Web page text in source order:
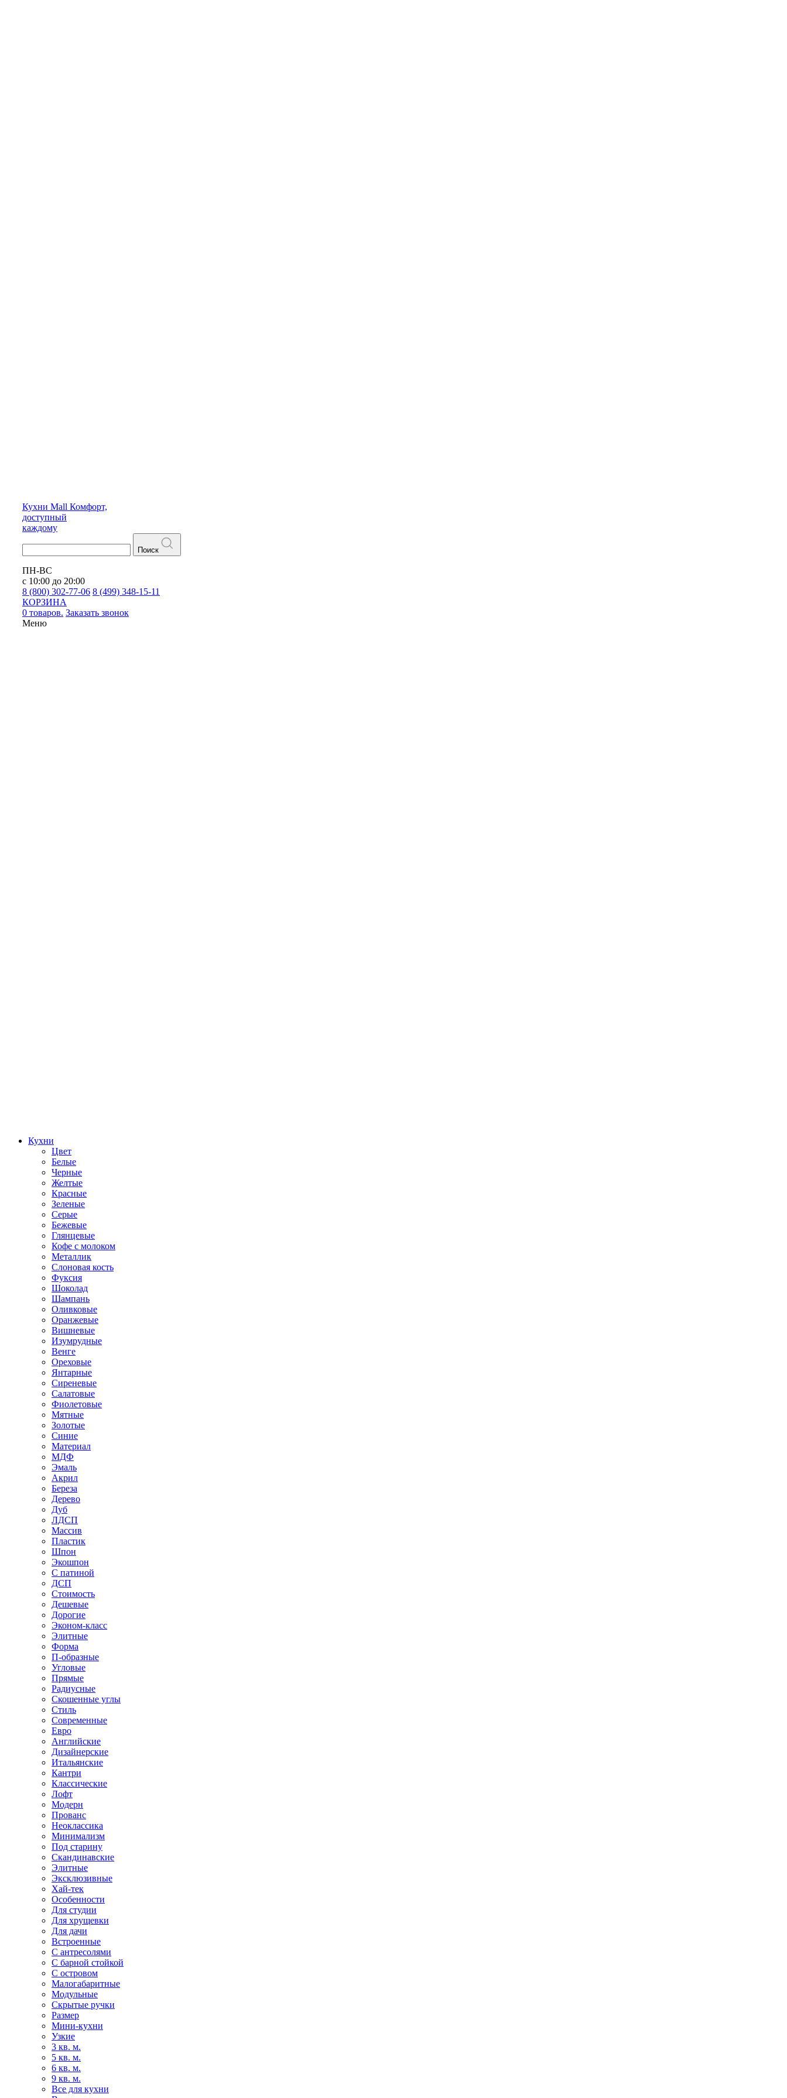
Кухни Mall Комфорт,
доступный
каждому
Поиск
ПН-ВС
с 10:00 до 20:00
8 (800) 302-77-06 8 (499) 348-15-11
КОРЗИНА
0 товаров. Заказать звонок
Меню
Кухни
Цвет
Белые
Черные
Желтые
Красные
Зеленые
Серые
Бежевые
Глянцевые
Кофе с молоком
Металлик
Слоновая кость
Фуксия
Шоколад
Шампань
Оливковые
Оранжевые
Вишневые
Изумрудные
Венге
Ореховые
Янтарные
Сиреневые
Салатовые
Фиолетовые
Мятные
Золотые
Синие
Материал
МДФ
Эмаль
Акрил
Береза
Дерево
Дуб
ЛДСП
Массив
Пластик
Шпон
Экошпон
С патиной
ДСП
Стоимость
Дешевые
Дорогие
Эконом-класс
Элитные
Форма
П-образные
Угловые
Прямые
Радиусные
Скошенные углы
Стиль
Современные
Евро
Английские
Дизайнерские
Итальянские
Кантри
Классические
Лофт
Модерн
Прованс
Неоклассика
Минимализм
Под старину
Скандинавские
Элитные
Эксклюзивные
Хай-тек
Особенности
Для студии
Для хрущевки
Для дачи
Встроенные
С антресолями
С барной стойкой
С островом
Малогабаритные
Модульные
Скрытые ручки
Размер
Мини-кухни
Узкие
3 кв. м.
5 кв. м.
6 кв. м.
9 кв. м.
Все для кухни